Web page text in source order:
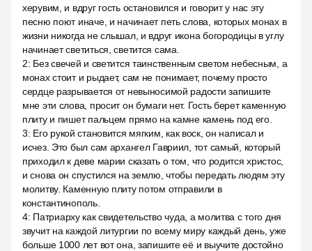
херувим, и вдруг гость остановился и говорит у нас эту
песню поют иначе, и начинает петь слова, которых монах в
жизни никогда не слышал, и вдруг икона богородицы в углу
начинает светиться, светится сама.
2: Без свечей и светится таинственным светом небесным, а
монах стоит и рыдает, сам не понимает, почему просто
сердце разрывается от невыносимой радости запишите
мне эти слова, просит он бумаги нет. Гость берет каменную
плиту и пишет пальцем прямо на камне камень под его.
3: Его рукой становится мягким, как воск, он написал и
исчез. Это был сам архангел Гавриил, тот самый, который
приходил к деве марии сказать о том, что родится христос,
и снова он спустился на землю, чтобы передать людям эту
молитву. Каменную плиту потом отправили в
константинополь.
4: Патриарху как свидетельство чуда, а молитва с того дня
звучит на каждой литургии по всему миру каждый день, уже
больше 1000 лет вот она, запишите её и выучите достойно